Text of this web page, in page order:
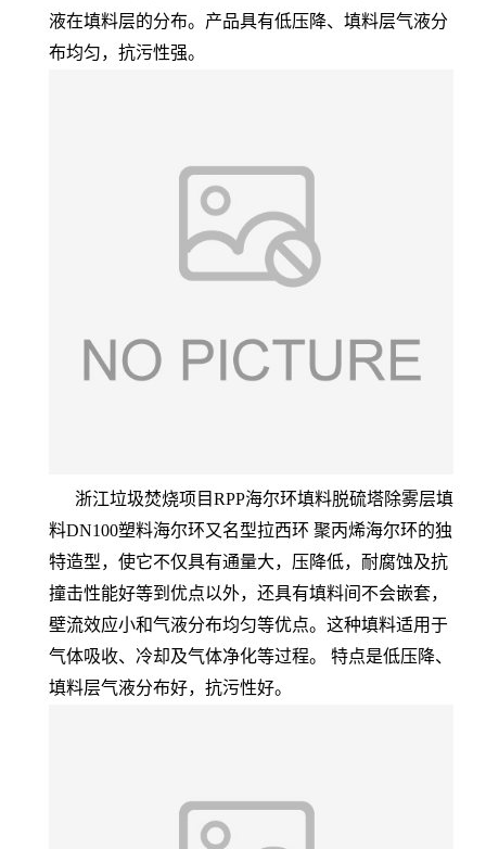
液在填料层的分布。产品具有低压降、填料层气液分
布均匀，抗污性强。
浙江垃圾焚烧项目RPP海尔环填料脱硫塔除雾层填
料DN100塑料海尔环又名型拉西环 聚丙烯海尔环的独
特造型，使它不仅具有通量大，压降低，耐腐蚀及抗
撞击性能好等到优点以外，还具有填料间不会嵌套，
壁流效应小和气液分布均匀等优点。这种填料适用于
气体吸收、冷却及气体净化等过程。 特点是低压降、
填料层气液分布好，抗污性好。